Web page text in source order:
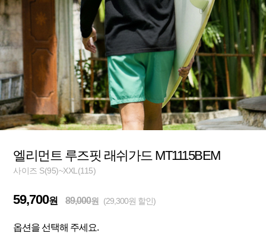
엘리먼트 루즈핏 래쉬가드 MT1115BEM
사이즈 S(95)~XXL(115)
59,700원 89,000원 (29,300원 할인)
옵션을 선택해 주세요.